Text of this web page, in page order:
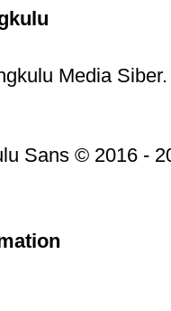
Media
Sans © 2016 -